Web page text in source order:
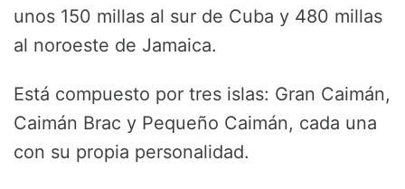
unos 150 millas al sur de Cuba y 480 millas
al noroeste de Jamaica.
Está compuesto por tres islas: Gran Caimán,
Caimán Brac y Pequeño Caimán, cada una
con su propia personalidad.